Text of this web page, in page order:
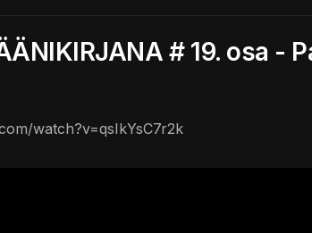
# 19. osa -
watch?v=qsIkYsC7r2k